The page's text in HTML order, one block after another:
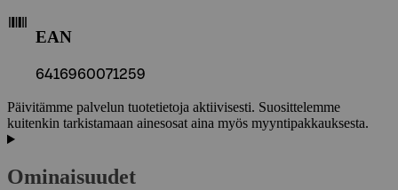
EAN
6416960071259
Päivitämme palvelun tuotetietoja aktiivisesti. Suosittelemme
kuitenkin tarkistamaan ainesosat aina myös myyntipakkauksesta.
Ominaisuudet